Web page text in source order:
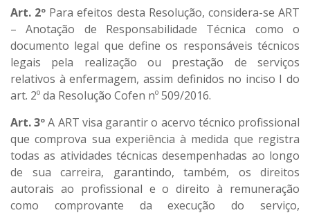
Art. 2º Para efeitos desta Resolução, considera-se ART
– Anotação de Responsabilidade Técnica como o
documento legal que define os responsáveis técnicos
legais pela realização ou prestação de serviços
relativos à enfermagem, assim definidos no inciso I do
art. 2º da Resolução Cofen nº 509/2016.
Art. 3ºA ART visa garantir o acervo técnico profissional
que comprova sua experiência à medida que registra
todas as atividades técnicas desempenhadas ao longo
de sua carreira, garantindo, também, os direitos
autorais ao profissional e o direito à remuneração
como comprovante da execução do serviço,